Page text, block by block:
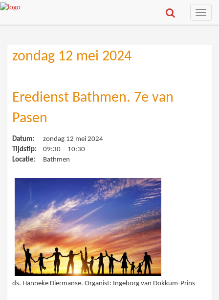
Toggle
zondag 12 mei 2024
Eredienst Bathmen. 7e van
Pasen
Datum:
zondag 12 mei 2024
Tijdstip:
09:30 - 10:30
Locatie:
Bathmen
ds. Hanneke Diermanse. Organist: Ingeborg van Dokkum-Prins